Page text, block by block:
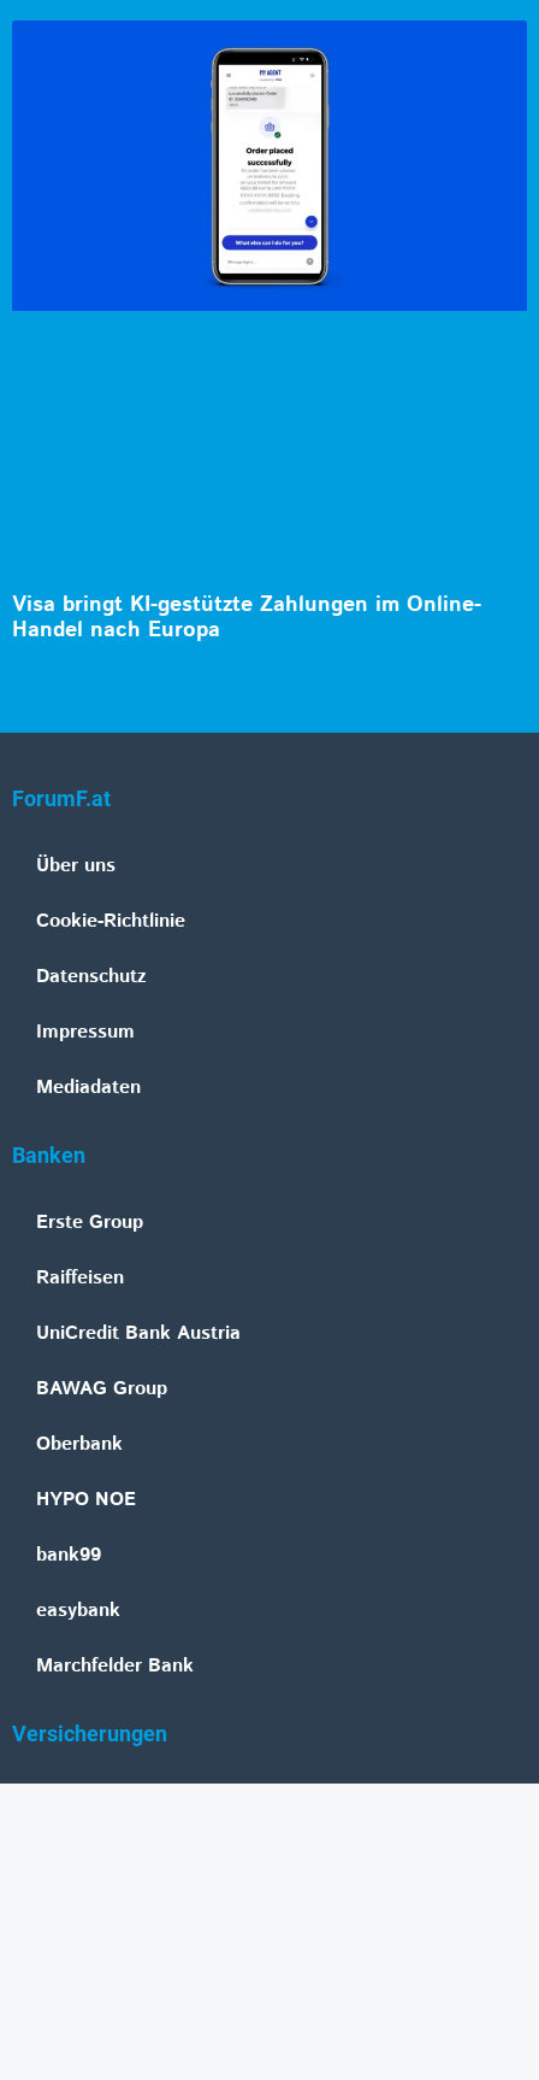
Visa bringt KI-gestützte Zahlungen im Online-
Handel nach Europa
ForumF.at
Über uns
Cookie-Richtlinie
Datenschutz
Impressum
Mediadaten
Banken
Erste Group
Raiffeisen
UniCredit Bank Austria
BAWAG Group
Oberbank
HYPO NOE
bank99
easybank
Marchfelder Bank
Versicherungen